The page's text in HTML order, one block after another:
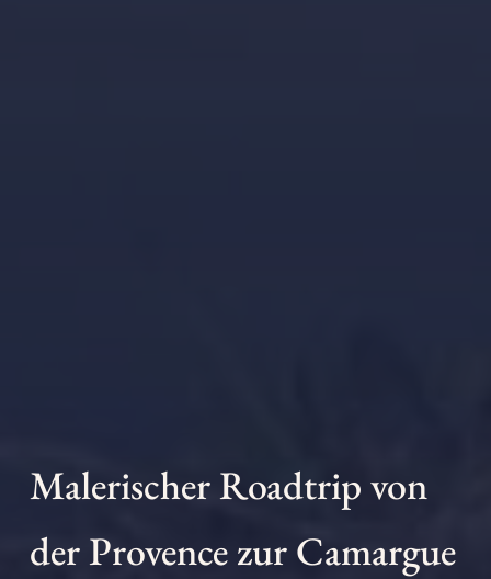
Malerischer Roadtrip von
der Provence zur Camargue